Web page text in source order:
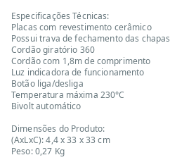
Especificações Técnicas:
Placas com revestimento cerâmico
Possui trava de fechamento das chapas
Cordão giratório 360
Cordão com 1,8m de comprimento
Luz indicadora de funcionamento
Botão liga/desliga
Temperatura máxima 230°C
Bivolt automático
Dimensões do Produto:
(AxLxC): 4,4 x 33 x 33 cm
Peso: 0,27 Kg